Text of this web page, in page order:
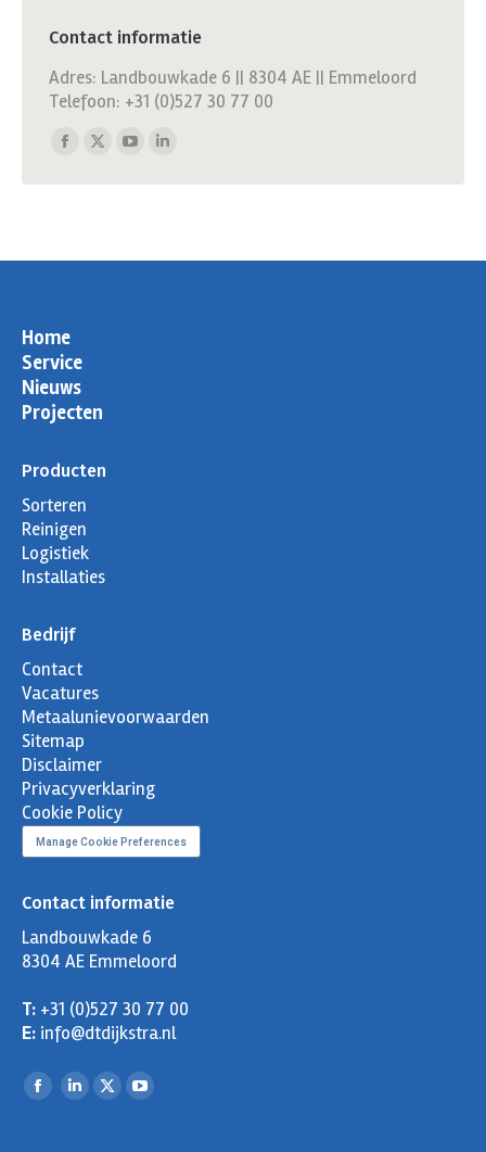
Contact informatie
Adres: Landbouwkade 6 || 8304 AE || Emmeloord
Telefoon: +31 (0)527 30 77 00
Vind ons op:
Facebook
page
new
X
page
new
YouTube
page
new
Linkedin
page
new
Home
Service
Nieuws
Projecten
Producten
Sorteren
Reinigen
Logistiek
Installaties
Bedrijf
Contact
Vacatures
Metaalunievoorwaarden
Sitemap
Disclaimer
Privacyverklaring
Cookie Policy
Manage Cookie Preferences
Contact informatie
Landbouwkade 6
8304 AE Emmeloord
T: +31 (0)527 30 77 00
E: info@dtdijkstra.nl
Facebook
Linkedin
X
YouTube